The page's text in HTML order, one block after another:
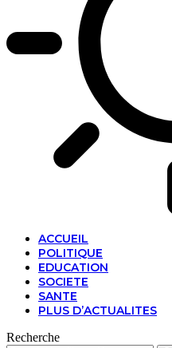
ACCUEIL
POLITIQUE
EDUCATION
SOCIETE
SANTE
PLUS D’ACTUALITES
Recherche